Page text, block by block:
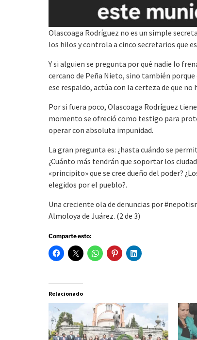
Olascoaga Rodríguez no es un simple
los hilos y controla a cinco secretarios que
Y si alguien se pregunta por qué nadie lo
cercano de Peña Nieto, sino también
ese respaldo, actúa con la certeza de que no
Por si fuera poco, Olascoaga Rodríguez
momento se ofreció como testigo para
operar con absoluta impunidad.
La gran pregunta es: ¿hasta cuándo se
¿Cuánto más tendrán que soportar los
«principito» que se cree dueño del poder?
elegidos por el pueblo?.
Una creciente ola de denuncias por
Almoloya de Juárez. (2 de 3)
Comparte esto:
Relacionado